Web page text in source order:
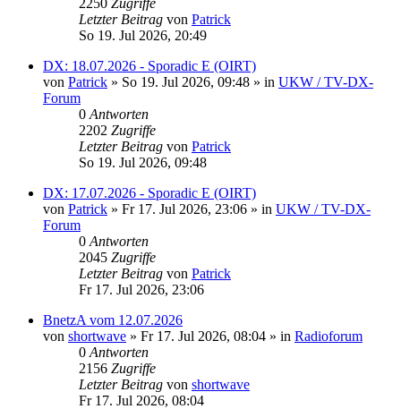
Letzter Beitrag von Patrick
So 19. Jul 2026, 20:49
DX: 18.07.2026 - Sporadic E (OIRT)
von Patrick » So 19. Jul 2026, 09:48 » in UKW / TV-DX-
Forum
0 Antworten
2202 Zugriffe
Letzter Beitrag von Patrick
So 19. Jul 2026, 09:48
DX: 17.07.2026 - Sporadic E (OIRT)
von Patrick » Fr 17. Jul 2026, 23:06 » in UKW / TV-DX-
Forum
0 Antworten
2045 Zugriffe
Letzter Beitrag von Patrick
Fr 17. Jul 2026, 23:06
BnetzA vom 12.07.2026
von shortwave » Fr 17. Jul 2026, 08:04 » in Radioforum
0 Antworten
2156 Zugriffe
Letzter Beitrag von shortwave
Fr 17. Jul 2026, 08:04